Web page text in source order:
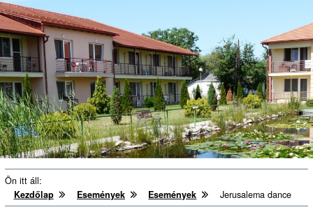
Ön itt áll:
Kezdőlap
Események Események Jerusalema dance